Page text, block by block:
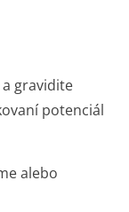
gravidite
potenciál
alebo